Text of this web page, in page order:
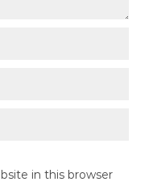
in this browser